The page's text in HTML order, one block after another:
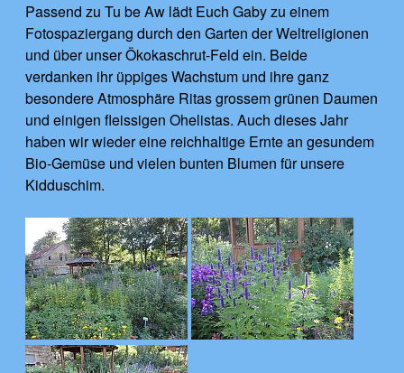
Passend zu Tu be Aw lädt Euch Gaby zu einem
Fotospaziergang durch den Garten der Weltreligionen
und über unser Ökokaschrut-Feld ein. Beide
verdanken ihr üppiges Wachstum und ihre ganz
besondere Atmosphäre Ritas grossem grünen Daumen
und einigen fleissigen Ohelistas. Auch dieses Jahr
haben wir wieder eine reichhaltige Ernte an gesundem
Bio-Gemüse und vielen bunten Blumen für unsere
Kidduschim.